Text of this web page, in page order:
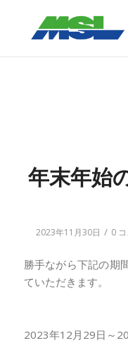
年末年始
2023年11月30日 / 0
勝手ながら下記の期
ていただきます。
2023年12月29日～